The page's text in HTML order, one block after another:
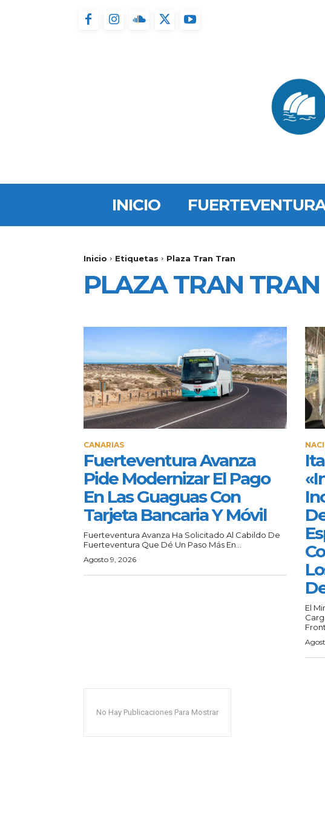
INICIO
Inicio Etiquetas Plaza Tran Tran
PLAZA TRAN TRAN
CANARIAS
Fuerteventura Avanza
Pide Modernizar El Pago
En Las Guaguas Con
Tarjeta Bancaria Y Móvil
Fuerteventura Avanza Ha Solicitado Al Cabildo De
Fuerteventura Que Dé Un Paso Más En...
Agosto 9, 2026
El
No Hay Publicaciones Para Mostrar